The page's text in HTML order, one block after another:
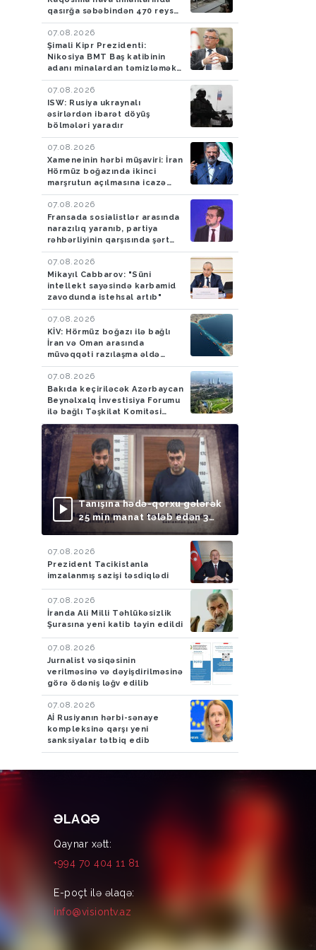
aparan maşında 4,5
tiryək aşkarlayıblar-
FOTO
qasırğa səbəbindən 470 reys
ləğv edilib
07.08.2026
Şimali Kipr Prezidenti:
Nikosiya BMT Baş katibinin
adanı minalardan təmizləmək
təklifini rədd edib
07.08.2026
ISW: Rusiya ukraynalı
əsirlərdən ibarət döyüş
bölmələri yaradır
07.08.2026
Xameneinin hərbi müşaviri: İran
Hörmüz boğazında ikinci
marşrutun açılmasına icazə
verməyəcək
07.08.2026
Fransada sosialistlər arasında
narazılıq yaranıb, partiya
rəhbərliyinin qarşısında şərt
qoyulub
07.08.2026
Mikayıl Cabbarov: "Süni
intellekt sayəsində karbamid
zavodunda istehsal artıb"
07.08.2026
KİV: Hörmüz boğazı ilə bağlı
İran və Oman arasında
müvəqqəti razılaşma əldə
olunub
07.08.2026
Bakıda keçiriləcək Azərbaycan
Beynəlxalq İnvestisiya Forumu
ilə bağlı Təşkilat Komitəsi
yaradılıb
Tanışına hədə-qorxu gələrək
25 min manat tələb edən 3
nəfər saxlanılıb
07.08.2026
Prezident Tacikistanla
imzalanmış sazişi təsdiqlədi
07.08.2026
İranda Ali Milli Təhlükəsizlik
Şurasına yeni katib təyin edildi
07.08.2026
Jurnalist vəsiqəsinin
verilməsinə və dəyişdirilməsinə
görə ödəniş ləğv edilib
07.08.2026
Aİ Rusiyanın hərbi-sənaye
kompleksinə qarşı yeni
sanksiyalar tətbiq edib
ƏLAQƏ
Qaynar xətt:
+994 70 404 11 81
E-poçt ilə əlaqə:
info@visiontv.az